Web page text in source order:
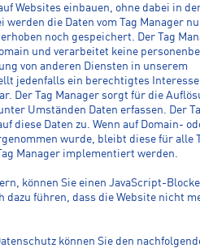
Websites einbauen, ohne dabei in
werden die Daten vom Tag Manager
noch gespeichert. Der Tag
und verarbeitet keine
von anderen Diensten in unserem
jedenfalls ein berechtigtes
Der Tag Manager sorgt für die
Umständen Daten erfassen. Der
diese Daten zu. Wenn auf Domain-
wurde, bleibt diese für alle
Manager implementiert werden.
können Sie einen JavaScript-
dazu führen, dass die Website nicht
können Sie den